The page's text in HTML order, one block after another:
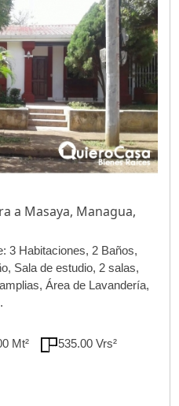
a Masaya, Managua,
3 Habitaciones, 2 Baños,
Sala de estudio, 2 salas,
Área de Lavandería,
Mt² 535.00 Vrs²